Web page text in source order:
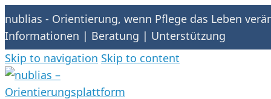
nublias - Orientierung, wenn Pflege das Leben
Informationen | Beratung | Unterstützung
Skip to navigation Skip to content